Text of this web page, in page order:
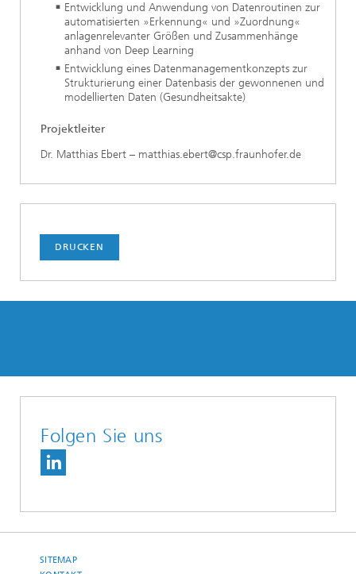
Entwicklung und Anwendung von Datenroutinen zur
automatisierten »Erkennung« und »Zuordnung«
anlagenrelevanter Größen und Zusammenhänge
anhand von Deep Learning
Entwicklung eines Datenmanagementkonzepts zur
Strukturierung einer Datenbasis der gewonnenen und
modellierten Daten (Gesundheitsakte)
Projektleiter
Dr. Matthias Ebert – matthias.ebert@csp.fraunhofer.de
DRUCKEN
Folgen Sie uns
SITEMAP